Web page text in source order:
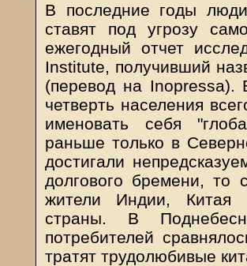
В последние годы
ставят под угрозу
ежегодный отчет
Institute, получивший
(перевод на Inopressa).
четверть населения
именовать себя
раньше только в
достигали
долгового бремени, то
жители Индии, Китая
страны. В
потребителей
тратят трудолюбивые